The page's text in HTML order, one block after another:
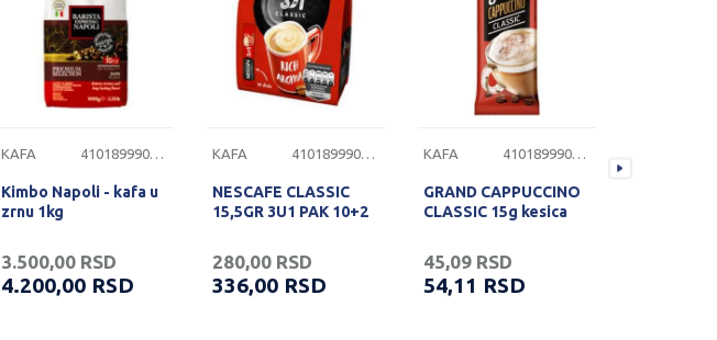
KAFA 4101899900240
Kimbo Napoli - kafa u
zrnu 1kg
3.500,00 RSD
4.200,00 RSD
KAFA 4101899900201
NESCAFE CLASSIC
15,5GR 3U1 PAK 10+2
280,00 RSD
336,00 RSD
KAFA 4101899900345
GRAND CAPPUCCINO
CLASSIC 15g kesica
45,09 RSD
54,11 RSD